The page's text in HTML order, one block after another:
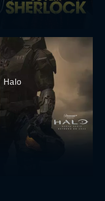
Halo